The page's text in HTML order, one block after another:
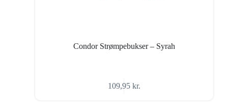
Condor Strømpebukser – Syrah
109,95 kr.